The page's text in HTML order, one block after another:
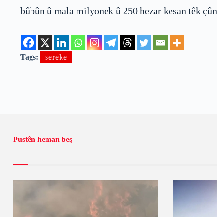
bûbûn û mala milyonek û 250 hezar kesan têk
Tags: sereke
Pustên heman beş